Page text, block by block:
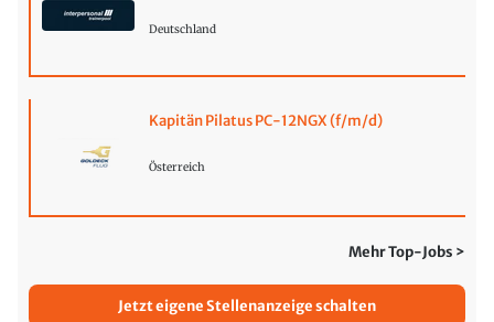
Deutschland
Kapitän Pilatus PC-12NGX (f/m/d)
Österreich
Mehr Top-Jobs >
Jetzt eigene Stellenanzeige schalten